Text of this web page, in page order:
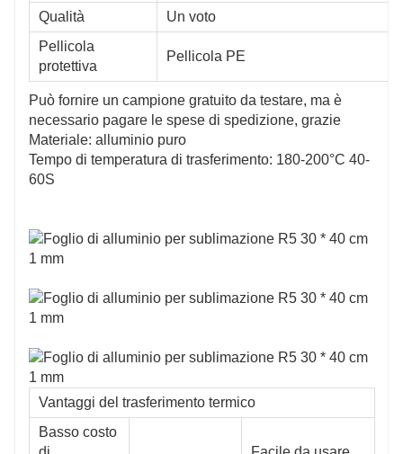
Qualità
Un voto
Pellicola
protettiva
Pellicola PE
Può fornire un campione gratuito da testare, ma è
necessario pagare le spese di spedizione, grazie
Materiale: alluminio puro
Tempo di temperatura di trasferimento: 180-200°C 40-
60S
Vantaggi del trasferimento termico
Basso costo